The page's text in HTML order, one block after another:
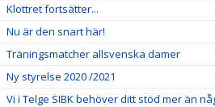
Klottret fortsätter...
Nu är den snart här!
Träningsmatcher allsvenska damer
Ny styrelse 2020 /2021
Vi i Telge SIBK behöver ditt stöd mer än